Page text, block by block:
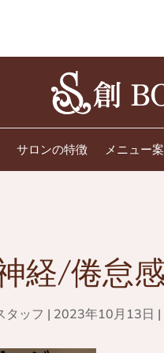
サロンの特徴 メニュー
経/倦怠
タッフ | 2023年10月13日 |